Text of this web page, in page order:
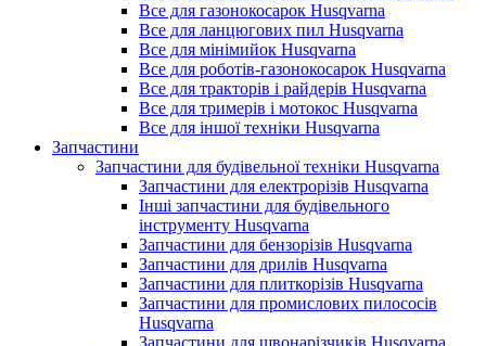
Все для газонокосарок Husqvarna
Все для ланцюгових пил Husqvarna
Все для мінімийок Husqvarna
Все для роботів-газонокосарок Husqvarna
Все для тракторів і райдерів Husqvarna
Все для тримерів і мотокос Husqvarna
Все для іншої техніки Husqvarna
Запчастини
Запчастини для будівельної техніки Husqvarna
Запчастини для електрорізів Husqvarna
Інші запчастини для будівельного
інструменту Husqvarna
Запчастини для бензорізів Husqvarna
Запчастини для дрилів Husqvarna
Запчастини для плиткорізів Husqvarna
Запчастини для промислових пилососів
Husqvarna
Запчастини для швонарізчиків Husqvarna